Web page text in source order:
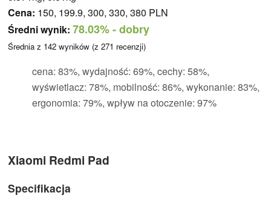
Cena: 150, 199.9, 300, 330, 380 PLN
Średni wynik: 78.03%- dobry
Średnia z 142 wyników (z 271 recenzji)
cena: 83%, wydajność: 69%, cechy: 58%,
wyświetlacz: 78%, mobilność: 86%, wykonanie: 83%,
ergonomia: 79%, wpływ na otoczenie: 97%
Xiaomi Redmi Pad
Specifikacja